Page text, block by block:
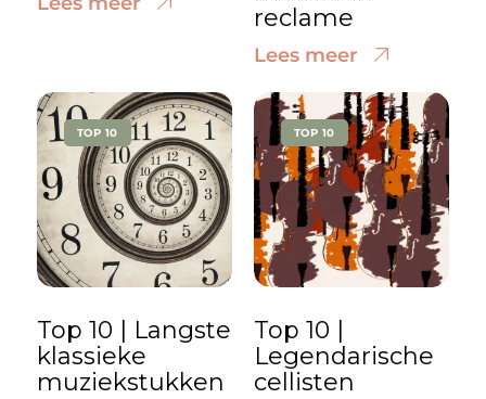
reclame
Lees meer
TOP 10
Top 10 | Langste
klassieke
muziekstukken
TOP 10
Top 10 |
Legendarische
cellisten